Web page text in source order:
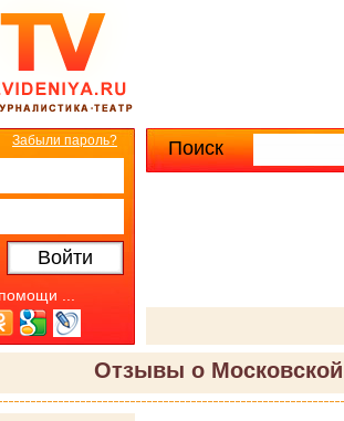
Поиск
Отзывы о Московской
Забыли пароль?
...